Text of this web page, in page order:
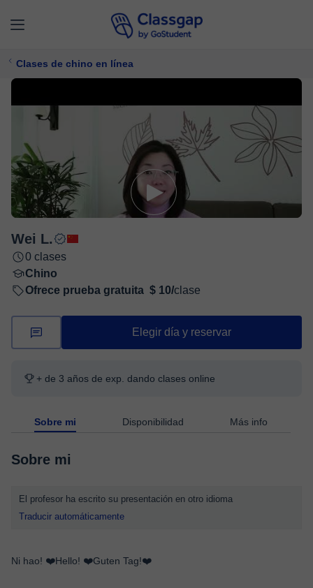
Clases de chino en línea
Wei L.
0 clases
Chino
Ofrece prueba gratuita $ 10/clase
Elegir día y reservar
+ de 3 años de exp. dando clases online
Sobre mi Disponibilidad Más info
Sobre mi
El profesor ha escrito su presentación en otro idioma
Traducir automáticamente
Ni hao! ❤️Hello! ❤️Guten Tag!❤️